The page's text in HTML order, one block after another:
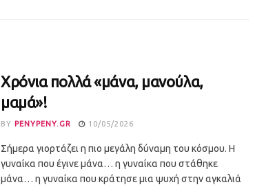
Χρόνια πολλά «μάνα, μανούλα,
μαμά»!
BY PENYPENY.GR 10/05/2026
Σήμερα γιορτάζει η πιο μεγάλη δύναμη του κόσμου. Η
γυναίκα που έγινε μάνα… η γυναίκα που στάθηκε
μάνα… η γυναίκα που κράτησε μια ψυχή στην αγκαλιά